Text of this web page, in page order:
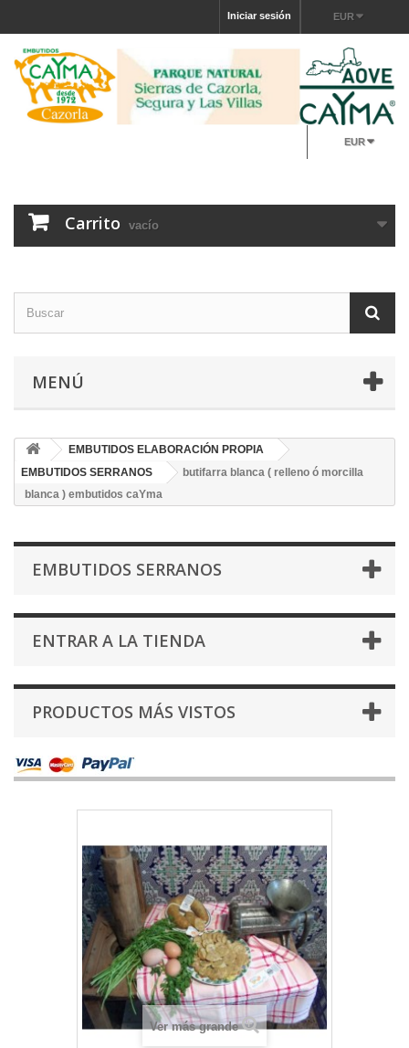
EUR
Iniciar sesión
EUR
Carrito vacío
MENÚ
EMBUTIDOS ELABORACIÓN PROPIA
EMBUTIDOS SERRANOS
butifarra blanca ( relleno ó morcilla
blanca ) embutidos caYma
EMBUTIDOS SERRANOS
ENTRAR A LA TIENDA
PRODUCTOS MÁS VISTOS
Ver más grande